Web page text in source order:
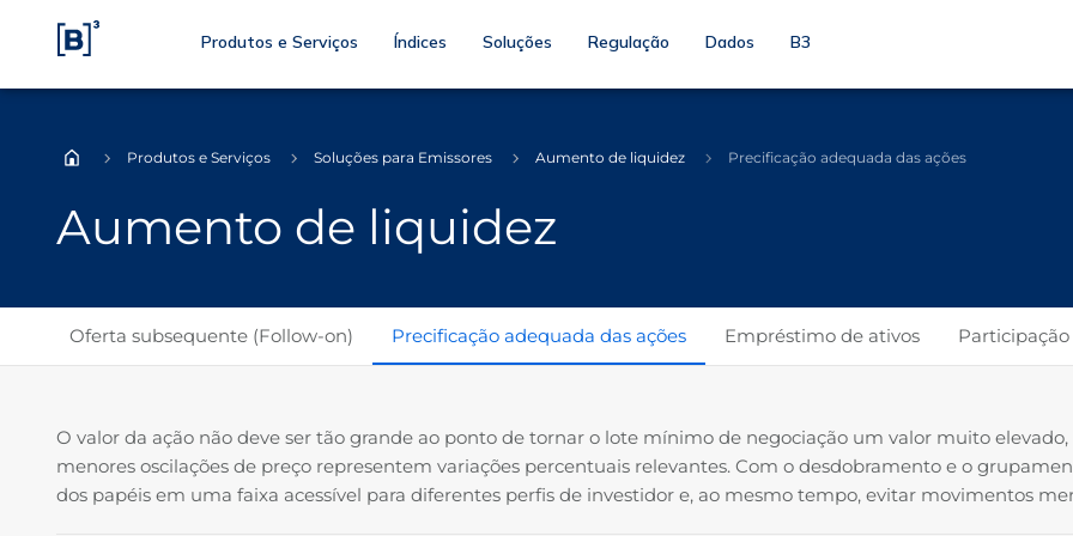
Produtos e Serviços Índices Soluções Regulação Dados B3
Aumento de liquidez
Produtos e Serviços Soluções para Emissores Aumento de liquidez Precificação adequada das ações
Oferta subsequente (Follow-on) Precificação adequada das ações Empréstimo de ativos
O valor da ação não deve ser tão grande ao ponto de tornar o lote mínimo de negociação um valor muito
menores oscilações de preço representem variações percentuais relevantes. Com o desdobramento e o
dos papéis em uma faixa acessível para diferentes perfis de investidor e, ao mesmo tempo, evitar movimentos